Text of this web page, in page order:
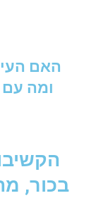
האם
ומה עם
בכור,